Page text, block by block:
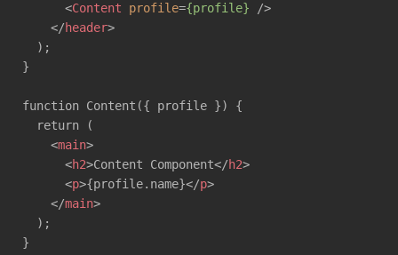
<Content profile={profile} />
</header>
  );
}
function Content({ profile }) {
  return (
<main>
<h2>Content Component</h2>
<p>{profile.name}</p>
</main>
  );
}